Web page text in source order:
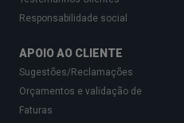
Responsabilidade social
APOIO AO CLIENTE
Sugestões/Reclamações
Orçamentos e validação de
Faturas